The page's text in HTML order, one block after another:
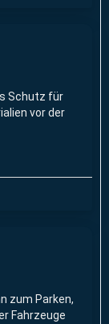
Schutz für
vor der
zum Parken,
Fahrzeuge